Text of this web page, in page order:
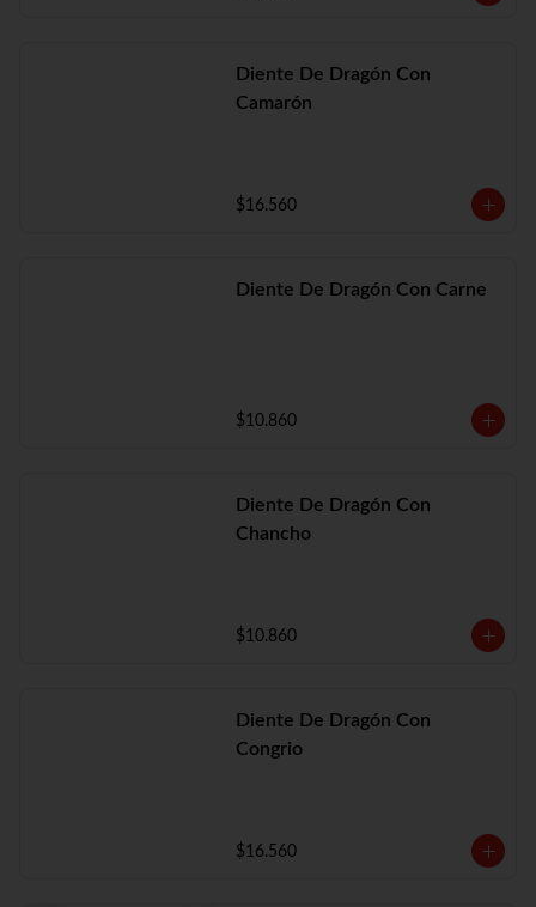
Diente De Dragón Con
Camarón
$16.560
Diente De Dragón Con Carne
$10.860
Diente De Dragón Con
Chancho
$10.860
Diente De Dragón Con
Congrio
$16.560